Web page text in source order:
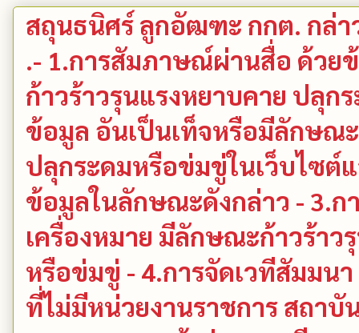
สถุนธนิศร์ ลูกอัฒฑะ กกต. กล่า
.- 1.การสัมภาษณ์ผ่านสื่อ ด้วย
ก้าวร้าวรุนแรงหยาบคาย ปลุก
ข้อมูล อันเป็นเท็จหรือมีลักษณ
ปลุกระดมหรือข่มขู่ในเว็บไซต์
ข้อมูลในลักษณะดังกล่าว - 3.
เครื่องหมาย มีลักษณะก้าวร้าว
หรือข่มขู่ - 4.การจัดเวทีสัมมน
ที่ไม่มีหน่วยงานราชการ สถา